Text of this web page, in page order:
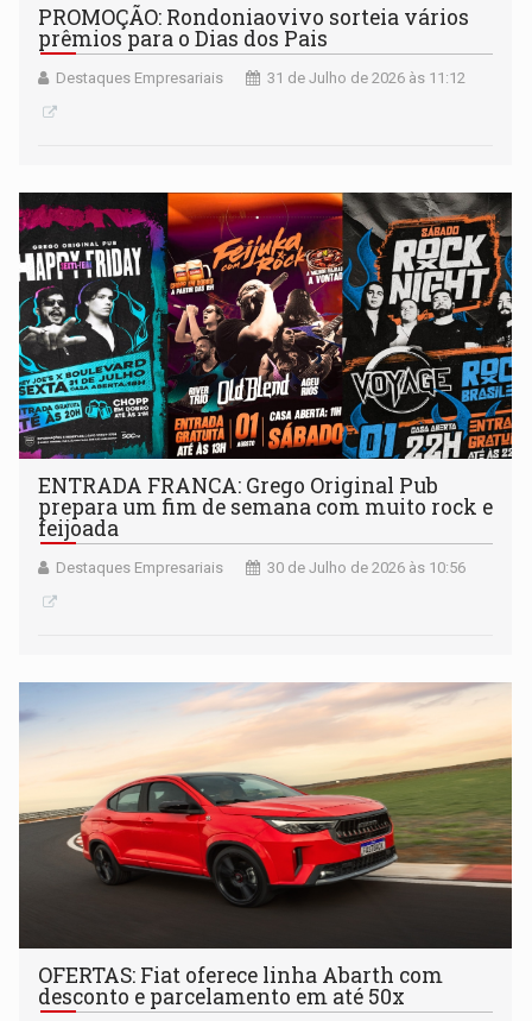
PROMOÇÃO: Rondoniaovivo sorteia vários
prêmios para o Dias dos Pais
Destaques Empresariais 31 de Julho de 2026 às 11:12
ENTRADA FRANCA: Grego Original Pub
prepara um fim de semana com muito rock e
feijoada
Destaques Empresariais 30 de Julho de 2026 às 10:56
OFERTAS: Fiat oferece linha Abarth com
desconto e parcelamento em até 50x